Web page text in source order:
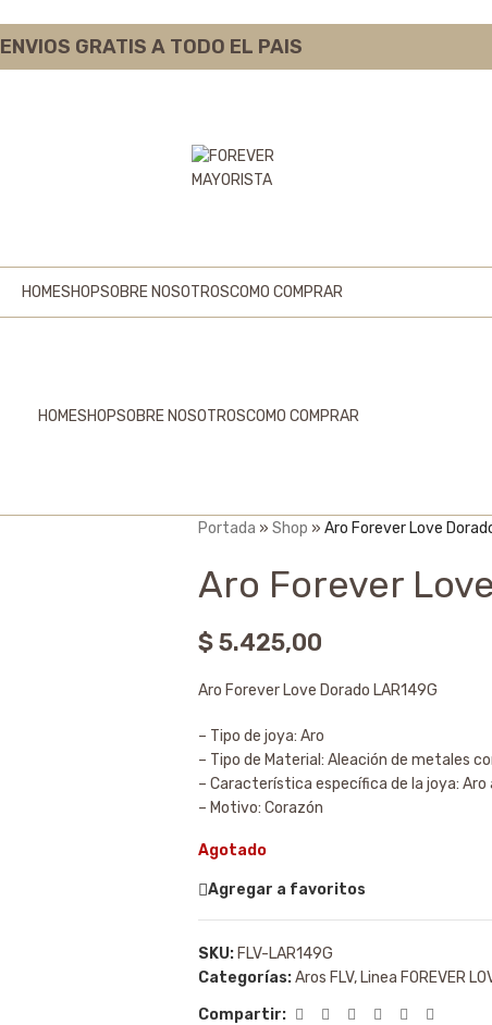
ENVIOS GRATIS A TODO EL PAIS
HOMESHOPSOBRE NOSOTROSCOMO COMPRAR
HOMESHOPSOBRE NOSOTROSCOMO COMPRAR
Portada » Shop » Aro Forever Love
Aro Forever
$5.425,00
Aro Forever Love Dorado LAR149G
– Tipo de joya: Aro
– Tipo de Material: Aleación de metales
– Característica específica de la joya:
– Motivo: Corazón
Agotado
Agregar a favoritos
SKU: FLV-LAR149G
Categorías:Aros FLV, Linea FOREVER
Compartir: